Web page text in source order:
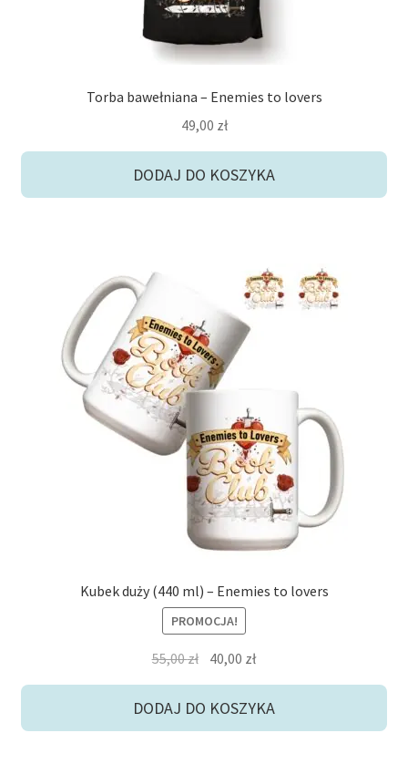
Torba bawełniana – Enemies to lovers
49,00 zł
DODAJ DO KOSZYKA
Kubek duży (440 ml) – Enemies to lovers
PROMOCJA!
55,00zł Pierwotna
cena
wynosiła:
40,00 złAktualna
cena
wynosi:
DODAJ DO KOSZYKA